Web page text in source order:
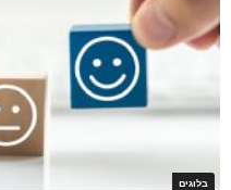
בלוגים